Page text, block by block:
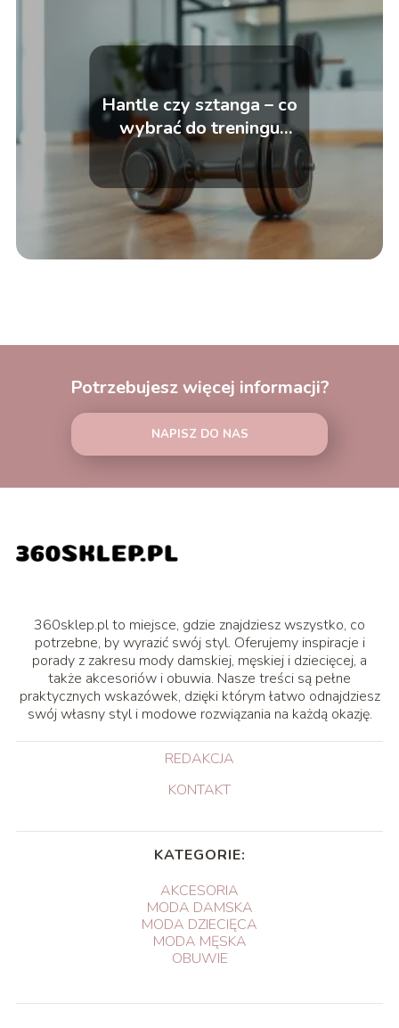
Hantle czy sztanga – co
wybrać do treningu
siłowego?
Potrzebujesz więcej informacji?
NAPISZ DO NAS
360sklep.pl to miejsce, gdzie znajdziesz wszystko, co
potrzebne, by wyrazić swój styl. Oferujemy inspiracje i
porady z zakresu mody damskiej, męskiej i dziecięcej, a
także akcesoriów i obuwia. Nasze treści są pełne
praktycznych wskazówek, dzięki którym łatwo odnajdziesz
swój własny styl i modowe rozwiązania na każdą okazję.
REDAKCJA
KONTAKT
KATEGORIE:
AKCESORIA
MODA DAMSKA
MODA DZIECIĘCA
MODA MĘSKA
OBUWIE